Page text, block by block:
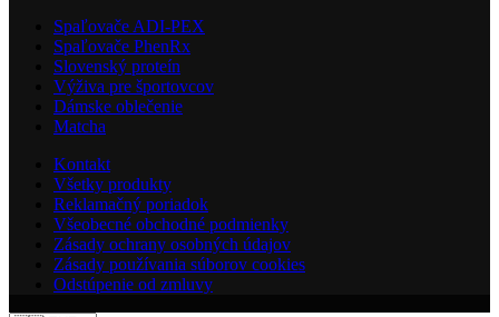
Spaľovače ADI-PEX
Spaľovače PhenRx
Slovenský proteín
Výživa pre športovcov
Dámske oblečenie
Matcha
Kontakt
Všetky produkty
Reklamačný poriadok
Všeobecné obchodné podmienky
Zásady ochrany osobných údajov
Zásady používania súborov cookies
Odstúpenie od zmluvy